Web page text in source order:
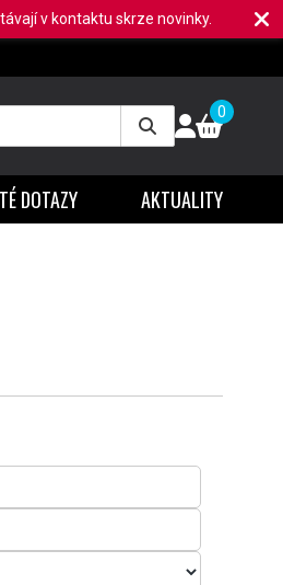
0
DOTAZY AKTUALITY
v kontaktu skrze novinky.